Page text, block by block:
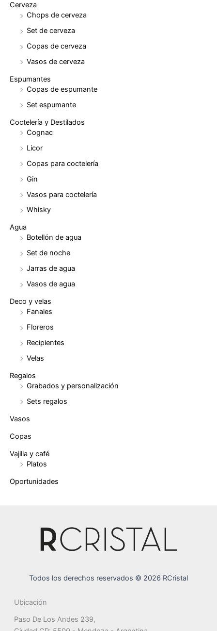
Cerveza
Chops de cerveza
Set de cerveza
Copas de cerveza
Vasos de cerveza
Espumantes
Copas de espumante
Set espumante
Coctelería y Destilados
Cognac
Licor
Copas para coctelería
Gin
Vasos para coctelería
Whisky
Agua
Botellón de agua
Set de noche
Jarras de agua
Vasos de agua
Deco y velas
Fanales
Floreros
Recipientes
Velas
Regalos
Grabados y personalización
Sets regalos
Vasos
Copas
Vajilla y café
Platos
Oportunidades
Todos los derechos reservados © 2026 RCristal
Ubicación
Paso De Los Andes 239,